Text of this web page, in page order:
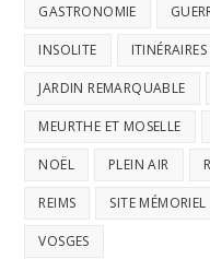
GASTRONOMIE
INSOLITE ITINÉRAIRES
JARDIN REMARQUABLE
MEURTHE ET MOSELLE
NOËL PLEIN AIR
REIMS SITE MÉMORIEL
VOSGES